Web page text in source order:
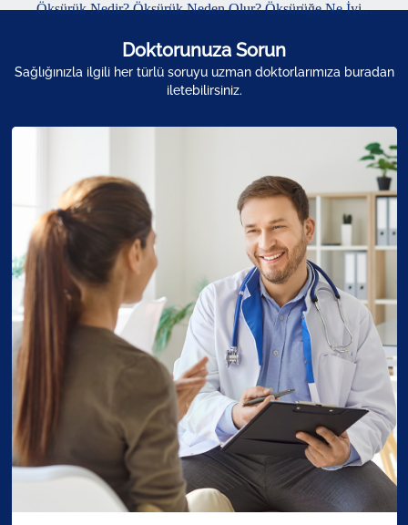
Öksürük Nedir? Öksürük Neden Olur? Öksürüğe Ne İyi...
Doktorunuza Sorun
Sağlığınızla ilgili her türlü soruyu uzman doktorlarımıza buradan
iletebilirsiniz.